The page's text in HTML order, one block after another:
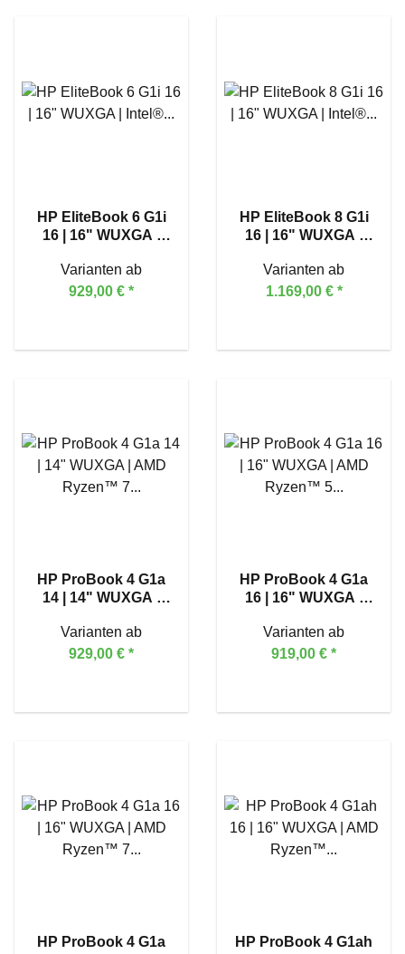
HP EliteBook 6 G1i
16 | 16" WUXGA |
255U
Varianten ab
929,00 € *
HP EliteBook 8 G1i
16 | 16" WUXGA |
255U
Varianten ab
1.169,00 € *
HP ProBook 4 G1a
14 | 14" WUXGA |
Varianten ab
929,00 € *
HP ProBook 4 G1a
16 | 16" WUXGA |
Varianten ab
919,00 € *
HP ProBook 4 G1a
HP ProBook 4 G1ah